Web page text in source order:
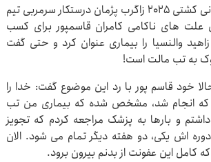
بعد از رقابت های جهانی کشتی ۲۰۲۵ زاگرب پژمان درستکار سرمربی تیم
علت های ناکامی کامران قاسمپور برای کسب
والنسیا را بیماری عنوان کرد و حتی گفت
به تب مالت است!
خود قاسم پور با رد این موضوع گفت: خدا را
که انجام شد، مشخص شده که بیماری من تب
و بارها به پزشک مراجعه کردم که تجویز
اش یکی، دو هفته دیگر تمام می شود. الان
کامل این عفونت از بدنم بیرون برود.